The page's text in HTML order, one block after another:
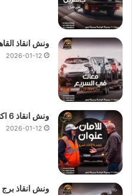
ونش انقاذ
2026-01-12
ونش انقاذ 6 اكتوبر
2026-01-12
ونش انقاذ